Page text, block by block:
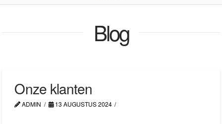
Blog
Onze klanten
ADMIN 13 AUGUSTUS 2024